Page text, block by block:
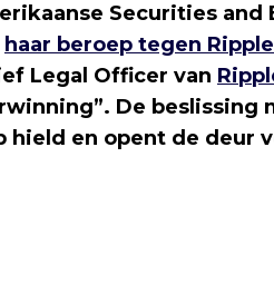
Securities and
haar beroep tegen
Legal Officer van
De beslissing
en opent de deur